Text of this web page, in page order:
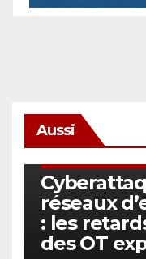
Aussi
réseaux
: les
des OT